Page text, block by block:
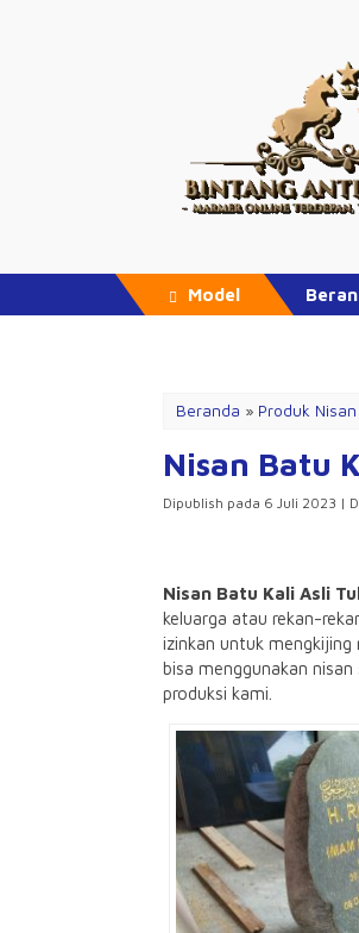
Model
Beranda » Produk
Nisan Batu
Dipublish pada 6 Juli 2023 |
Nisan Batu Kali Asli
keluarga atau rekan-
izinkan untuk mengkijing
bisa menggunakan nisan
produksi kami.